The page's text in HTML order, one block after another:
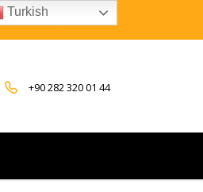
+90 282 320 01 44
Turkish